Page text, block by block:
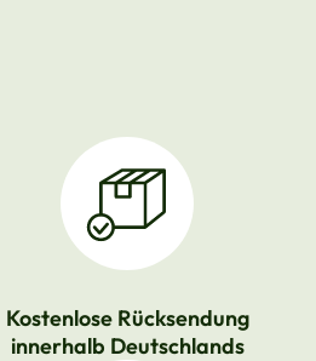
Kostenlose Rücksendung
innerhalb Deutschlands